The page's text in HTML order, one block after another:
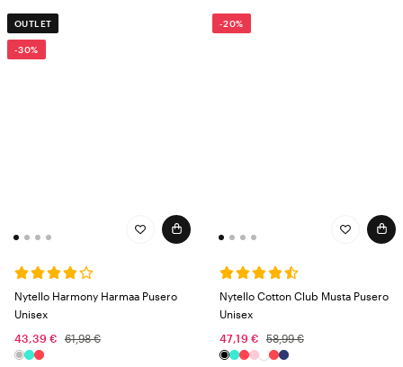
OUTLET
-30%
Nytello Harmony Harmaa Pusero
Unisex
43,39 €
61,98 €
-20%
Nytello Cotton Club Musta Pusero
Unisex
47,19 €
58,99 €